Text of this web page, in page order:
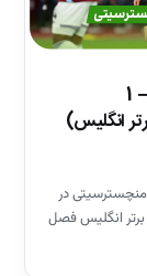
خلاصه بازی وستهم 1 – 1
انگلیس)
در
انگلیس فصل